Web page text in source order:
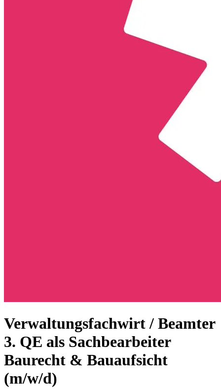
Verwaltungsfachwirt / Beamter
3. QE als Sachbearbeiter
Baurecht & Bauaufsicht
(m/w/d)